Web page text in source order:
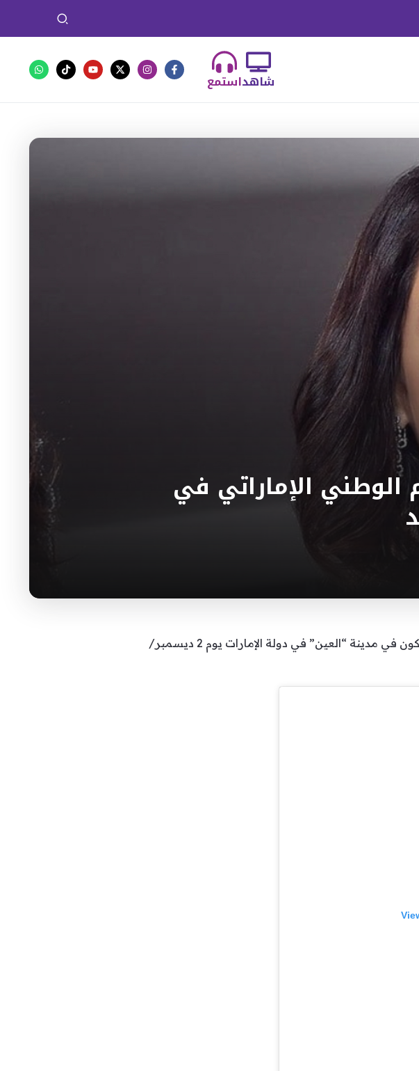
استمعشاهد
الوطني الإماراتي في
أعلنت النجمة اللبنانية ديانا حداد، عن موعد حفلها الغنائي المقبل، والذي سوف يكون في مدينة “العين” في دولة الإمارات يوم 2 ديسمبر/